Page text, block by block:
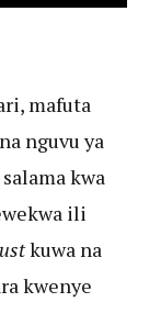
mafuta
nguvu ya
kwa
ili
kuwa na
kwenye